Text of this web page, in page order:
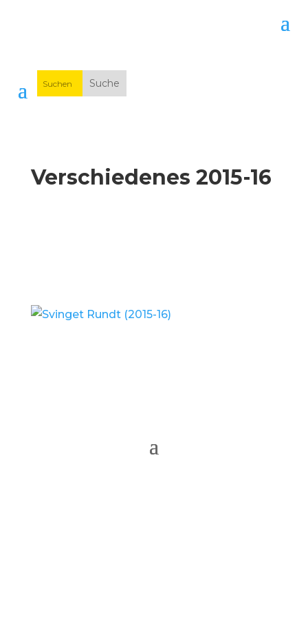
Verschiedenes 2015-16